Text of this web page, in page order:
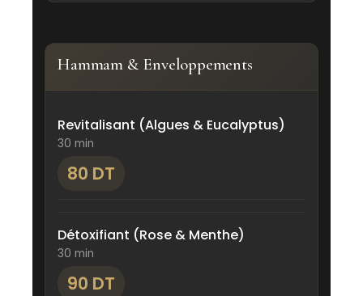
Hammam & Enveloppements
Revitalisant (Algues & Eucalyptus)
30 min
80 DT
Détoxifiant (Rose & Menthe)
30 min
90 DT